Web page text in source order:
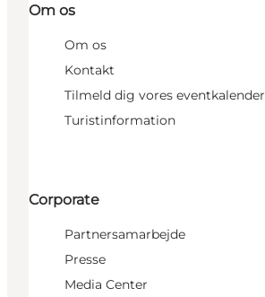
Om os
Om os
Kontakt
Tilmeld dig vores eventkalender
Turistinformation
Corporate
Partnersamarbejde
Presse
Media Center